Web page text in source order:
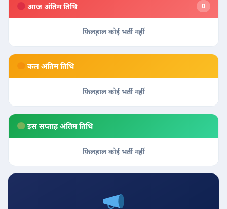
आज अंतिम तिथि 0
फ़िलहाल कोई भर्ती नहीं
कल अंतिम तिथि
फ़िलहाल कोई भर्ती नहीं
इस सप्ताह अंतिम तिथि
फ़िलहाल कोई भर्ती नहीं